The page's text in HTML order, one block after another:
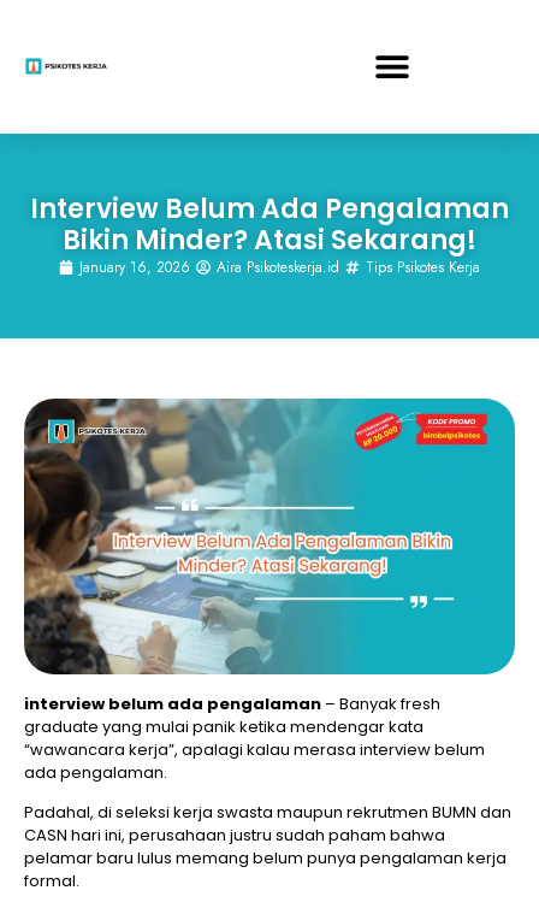
Interview Belum Ada Pengalaman
Bikin Minder? Atasi Sekarang!
January 16, 2026 Aira Psikoteskerja.id Tips Psikotes Kerja
interview belum ada pengalaman – Banyak fresh
graduate yang mulai panik ketika mendengar kata
“wawancara kerja”, apalagi kalau merasa interview belum
ada pengalaman.
Padahal, di seleksi kerja swasta maupun rekrutmen BUMN dan
CASN hari ini, perusahaan justru sudah paham bahwa
pelamar baru lulus memang belum punya pengalaman kerja
formal.